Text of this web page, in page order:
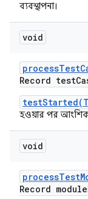
ব্যবস্থাপনা।
void
processTest
Record test
হওয়ার পর আংশিক
void
processTest
Record module